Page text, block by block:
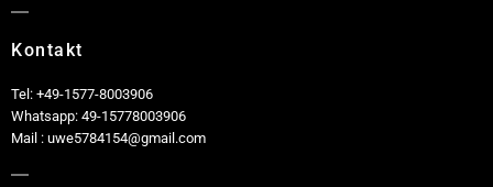
Kontakt
Tel: +49-1577-8003906
Whatsapp: 49-15778003906
Mail : uwe5784154@gmail.com